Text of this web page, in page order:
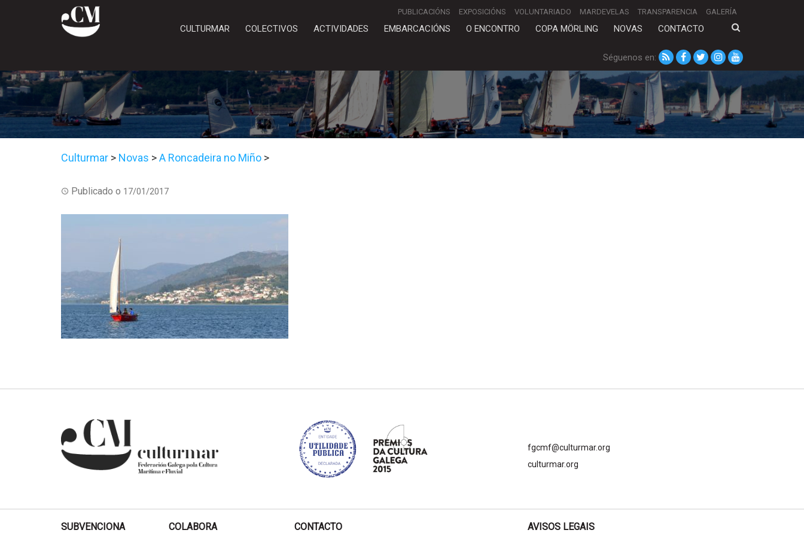
PUBLICACIÓNS EXPOSICIÓNS VOLUNTARIADO MARDEVELAS TRANSPARENCIA GALERÍA
CULTURMAR COLECTIVOS ACTIVIDADES EMBARCACIÓNS O ENCONTRO COPA MÖRLING NOVAS CONTACTO
Séguenos en:
Culturmar > Novas >A Roncadeira no Miño >
Publicado o 17/01/2017
fgcmf@culturmar.org
culturmar.org
SUBVENCIONA COLABORA CONTACTO AVISOS LEGAIS